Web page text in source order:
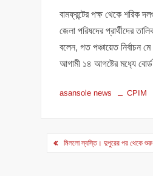
বামফ্রন্টের পক্ষ থেকে শরিক
জেলা পরিষদের প্রার্থীদের
বলেন, গত পঞ্চায়েত নির্বাচন
আগামী ১৪ আগষ্টের মধ‍্যে
asansole news CPIM
Post
মিললো স্বস্তি। দুপুরের পর থেকে শুরু